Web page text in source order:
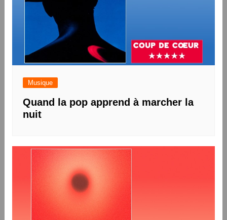
Musique
Quand la pop apprend à marcher la
nuit